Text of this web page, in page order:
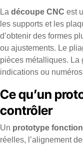
La découpe CNC est
les supports et les
d’obtenir des formes
ou ajustements. Le
pièces métalliques. La
indications ou
Ce qu’un
contrôler
Un prototype
réelles, l’alignement